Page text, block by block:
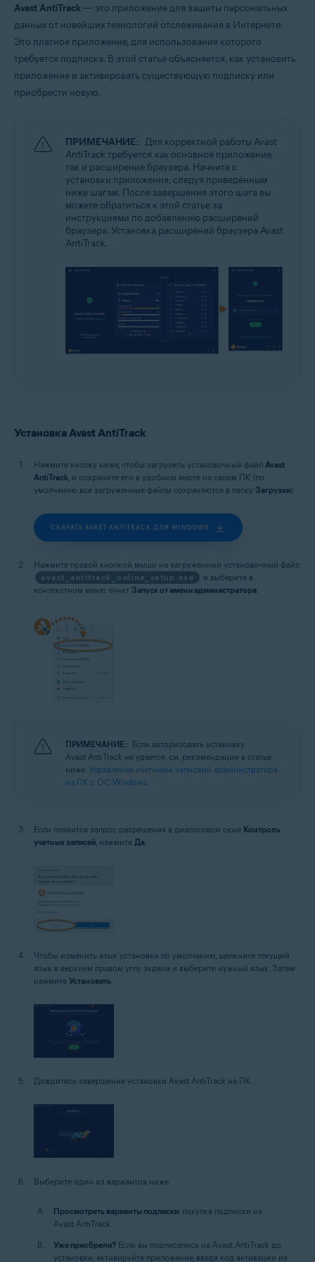
Avast AntiTrack— это приложение для защиты персональных
данных от новейших технологий отслеживания в Интернете.
Это платное приложение, для использования которого
требуется подписка. В этой статье объясняется, как установить
приложение и активировать существующую подписку или
приобрести новую.
ПРИМЕЧАНИЕ: Для корректной работы Avast
AntiTrack требуется как основное приложение,
так и расширение браузера. Начните с
установки приложения, следуя приведённым
ниже шагам. После завершения этого шага вы
можете обратиться к этой статье за
инструкциями по добавлению расширений
браузера: Установка расширений браузера Avast
AntiTrack.
Установка Avast AntiTrack
Нажмите кнопку ниже, чтобы загрузить установочный файл Avast
AntiTrack, и сохраните его в удобном месте на своем ПК (по
умолчанию все загруженные файлы сохраняются в папку Загрузки).
СКАЧАТЬ AVAST ANTITRACK ДЛЯ WINDOWS
Нажмите правой кнопкой мыши на загруженный установочный файл
avast_antitrack_online_setup.exe
и выберите в
контекстном меню пункт Запуск от имени администратора.
ПРИМЕЧАНИЕ:
Если авторизовать установку
Avast AntiTrack не удается, см. рекомендации в статье
ниже. Управление учетными записями администратора
на ПК с ОС Windows.
Если появится запрос разрешения в диалоговом окне Контроль
учетных записей, нажмите Да.
Чтобы изменить язык установки по умолчанию, щелкните текущий
язык в верхнем правом углу экрана и выберите нужный язык. Затем
нажмите Установить.
Дождитесь завершения установки Avast AntiTrack на ПК.
Выберите один из вариантов ниже.
Просмотреть варианты подписки: покупка подписки на
Avast AntiTrack.
Уже приобрели? Если вы подписались на Avast AntiTrack до
установки, активируйте приложение, введя код активации из